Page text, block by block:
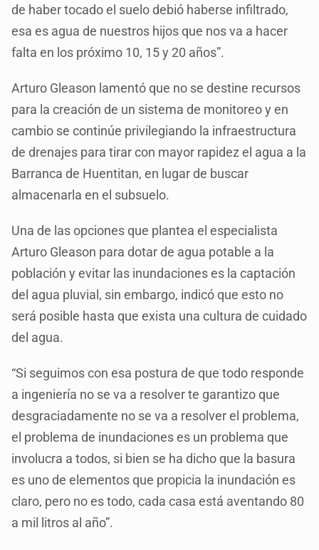
de haber tocado el suelo debió haberse infiltrado,
esa es agua de nuestros hijos que nos va a hacer
falta en los próximo 10, 15 y 20 años”.
Arturo Gleason lamentó que no se destine recursos
para la creación de un sistema de monitoreo y en
cambio se continúe privilegiando la infraestructura
de drenajes para tirar con mayor rapidez el agua a la
Barranca de Huentitan, en lugar de buscar
almacenarla en el subsuelo.
Una de las opciones que plantea el especialista
Arturo Gleason para dotar de agua potable a la
población y evitar las inundaciones es la captación
del agua pluvial, sin embargo, indicó que esto no
será posible hasta que exista una cultura de cuidado
del agua.
“Si seguimos con esa postura de que todo responde
a ingeniería no se va a resolver te garantizo que
desgraciadamente no se va a resolver el problema,
el problema de inundaciones es un problema que
involucra a todos, si bien se ha dicho que la basura
es uno de elementos que propicia la inundación es
claro, pero no es todo, cada casa está aventando 80
a mil litros al año”.